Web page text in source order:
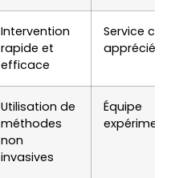
Intervention
rapide et
efficace
Service
apprécié
Utilisation de
méthodes
non
invasives
Équipe